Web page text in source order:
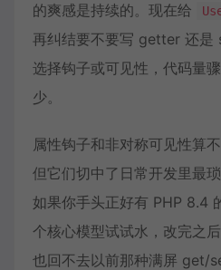
的爽感是持续的。现在给
再纠结要不要写 getter 还是
选择钩子或可见性，代码量
少。
属性钩子和非对称可见性算
但它们切中了日常开发里最
如果你手头正好有 PHP 8.4
个核心模型试试水，改完之
也回不去以前那种满屏 get/